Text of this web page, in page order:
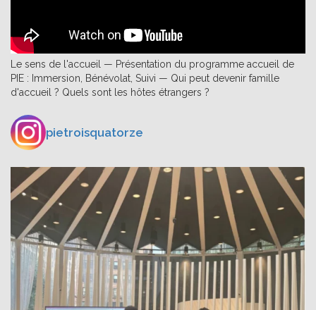
Le sens de l'accueil — Présentation du programme accueil de
PIE : Immersion, Bénévolat, Suivi — Qui peut devenir famille
d'accueil ? Quels sont les hôtes étrangers ?
pietroisquatorze